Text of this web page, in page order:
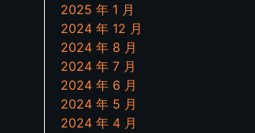
2025 年 1 月
2024 年 12 月
2024 年 8 月
2024 年 7 月
2024 年 6 月
2024 年 5 月
2024 年 4 月